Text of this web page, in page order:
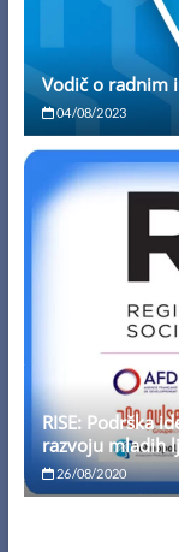
Vodič o radnim
04/08/2023
RISE: Podrška
razvoju mladih
26/08/2020